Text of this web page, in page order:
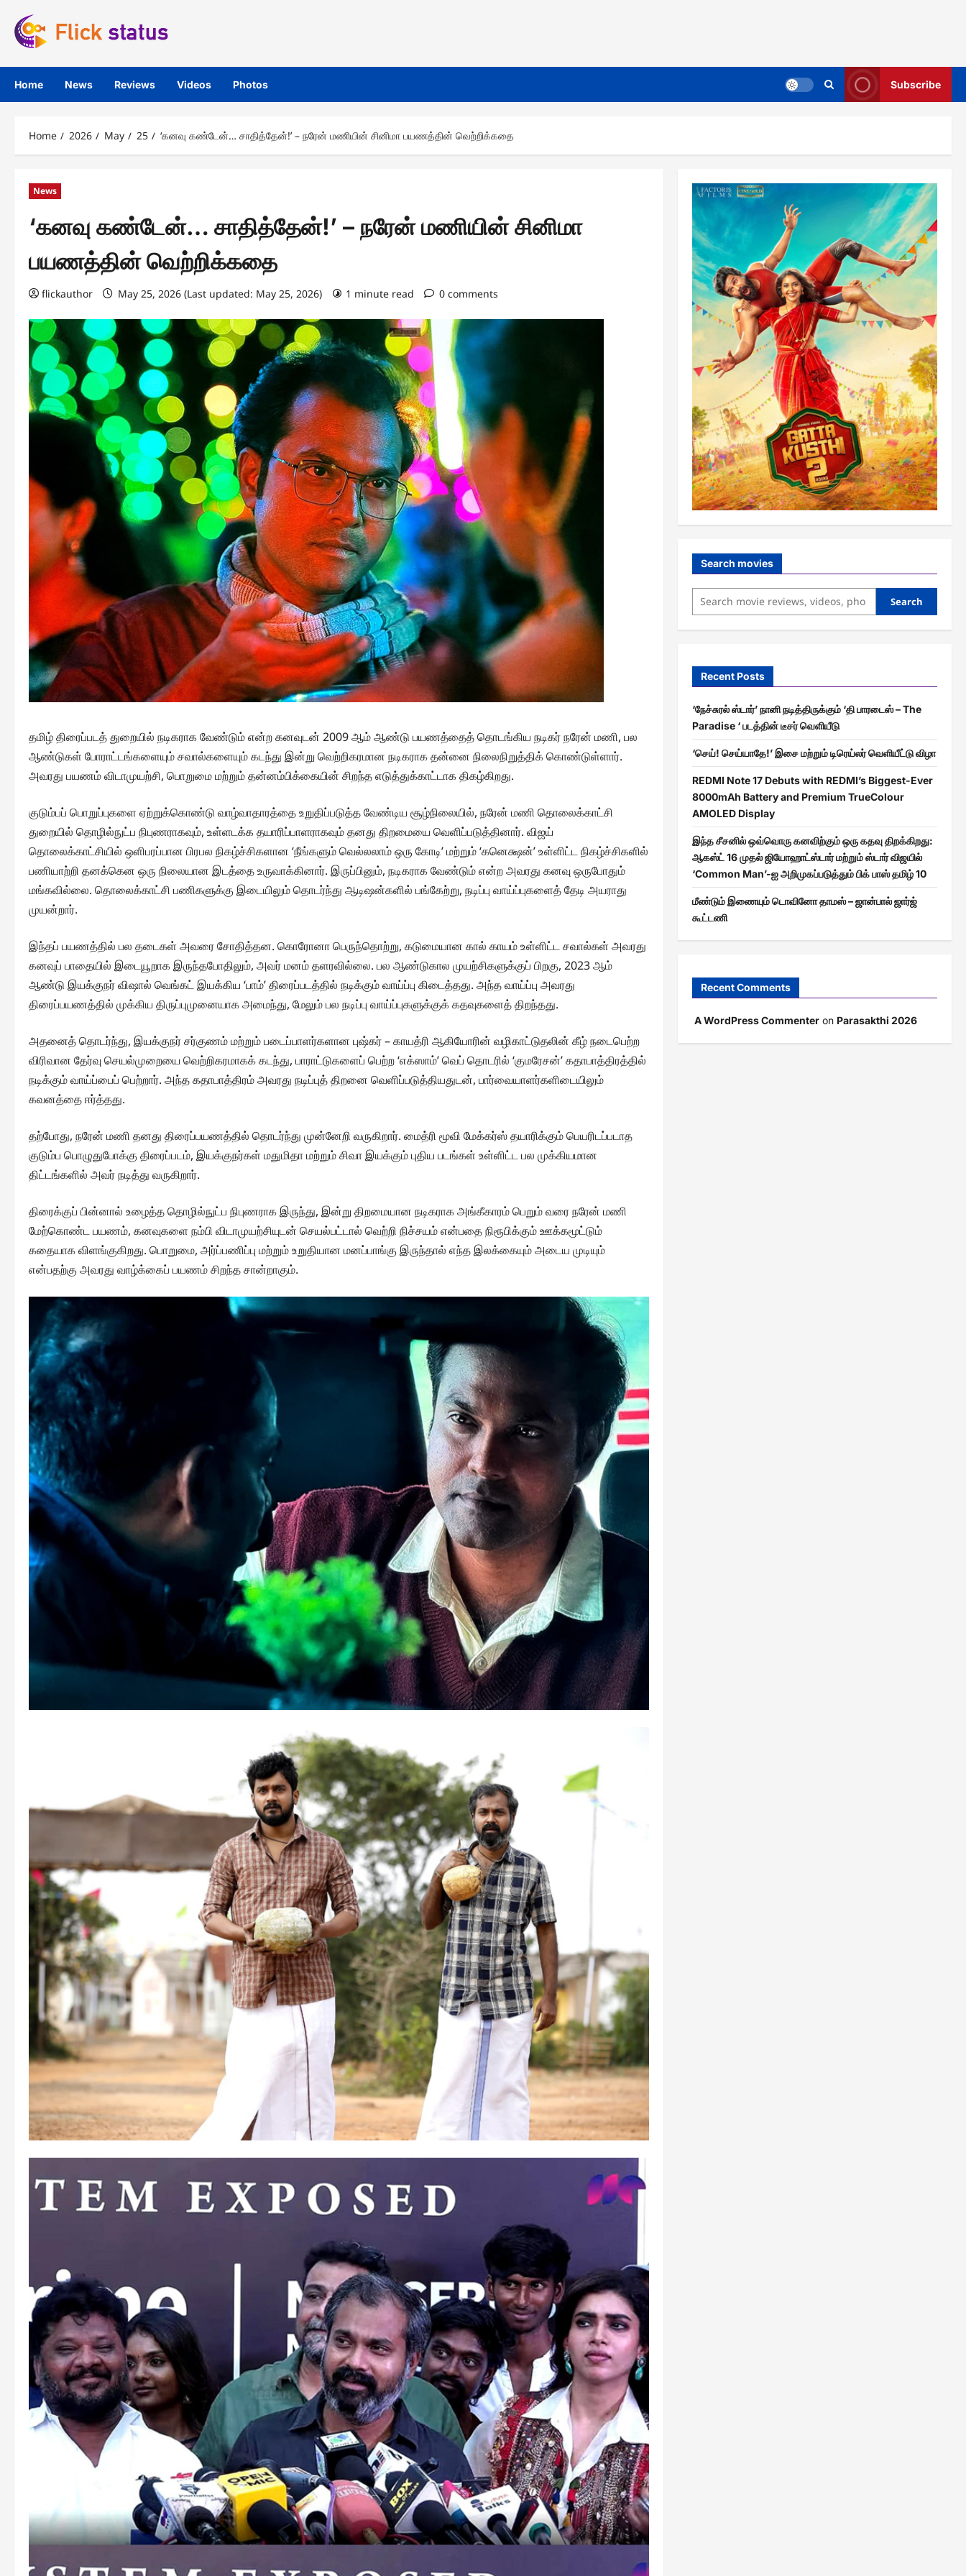
content
Home News Reviews Videos Photos Subscribe
Home 2026 May 25 ‘கனவு கண்டேன்… சாதித்தேன்!’ – நரேன் மணியின் சினிமா பயணத்தின் வெற்றிக்கதை
News
‘கனவு கண்டேன்… சாதித்தேன்!’ – நரேன் மணியின் சினிமா
பயணத்தின் வெற்றிக்கதை
flickauthor May 25, 2026 (Last updated: May 25, 2026) 1 minute read 0 comments
தமிழ் திரைப்படத் துறையில் நடிகராக வேண்டும் என்ற கனவுடன் 2009 ஆம் ஆண்டு பயணத்தைத் தொடங்கிய நடிகர் நரேன் மணி, பல
ஆண்டுகள் போராட்டங்களையும் சவால்களையும் கடந்து இன்று வெற்றிகரமான நடிகராக தன்னை நிலைநிறுத்திக் கொண்டுள்ளார்.
அவரது பயணம் விடாமுயற்சி, பொறுமை மற்றும் தன்னம்பிக்கையின் சிறந்த எடுத்துக்காட்டாக திகழ்கிறது.
குடும்பப் பொறுப்புகளை ஏற்றுக்கொண்டு வாழ்வாதாரத்தை உறுதிப்படுத்த வேண்டிய சூழ்நிலையில், நரேன் மணி தொலைக்காட்சி
துறையில் தொழில்நுட்ப நிபுணராகவும், உள்ளடக்க தயாரிப்பாளராகவும் தனது திறமையை வெளிப்படுத்தினார். விஜய்
தொலைக்காட்சியில் ஒளிபரப்பான பிரபல நிகழ்ச்சிகளான ‘நீங்களும் வெல்லலாம் ஒரு கோடி’ மற்றும் ‘கனெக்ஷன்’ உள்ளிட்ட நிகழ்ச்சிகளில்
பணியாற்றி தனக்கென ஒரு நிலையான இடத்தை உருவாக்கினார். இருப்பினும், நடிகராக வேண்டும் என்ற அவரது கனவு ஒருபோதும்
மங்கவில்லை. தொலைக்காட்சி பணிகளுக்கு இடையிலும் தொடர்ந்து ஆடிஷன்களில் பங்கேற்று, நடிப்பு வாய்ப்புகளைத் தேடி அயராது
முயன்றார்.
இந்தப் பயணத்தில் பல தடைகள் அவரை சோதித்தன. கொரோனா பெருந்தொற்று, கடுமையான கால் காயம் உள்ளிட்ட சவால்கள் அவரது
கனவுப் பாதையில் இடையூறாக இருந்தபோதிலும், அவர் மனம் தளரவில்லை. பல ஆண்டுகால முயற்சிகளுக்குப் பிறகு, 2023 ஆம்
ஆண்டு இயக்குநர் விஷால் வெங்கட் இயக்கிய ‘பாம்’ திரைப்படத்தில் நடிக்கும் வாய்ப்பு கிடைத்தது. அந்த வாய்ப்பு அவரது
திரைப்பயணத்தில் முக்கிய திருப்புமுனையாக அமைந்து, மேலும் பல நடிப்பு வாய்ப்புகளுக்குக் கதவுகளைத் திறந்தது.
அதனைத் தொடர்ந்து, இயக்குநர் சர்குணம் மற்றும் படைப்பாளர்களான புஷ்கர் – காயத்ரி ஆகியோரின் வழிகாட்டுதலின் கீழ் நடைபெற்ற
விரிவான தேர்வு செயல்முறையை வெற்றிகரமாகக் கடந்து, பாராட்டுகளைப் பெற்ற ‘எக்ஸாம்’ வெப் தொடரில் ‘குமரேசன்’ கதாபாத்திரத்தில்
நடிக்கும் வாய்ப்பைப் பெற்றார். அந்த கதாபாத்திரம் அவரது நடிப்புத் திறனை வெளிப்படுத்தியதுடன், பார்வையாளர்களிடையிலும்
கவனத்தை ஈர்த்தது.
தற்போது, நரேன் மணி தனது திரைப்பயணத்தில் தொடர்ந்து முன்னேறி வருகிறார். மைத்ரி மூவி மேக்கர்ஸ் தயாரிக்கும் பெயரிடப்படாத
குடும்ப பொழுதுபோக்கு திரைப்படம், இயக்குநர்கள் மதுமிதா மற்றும் சிவா இயக்கும் புதிய படங்கள் உள்ளிட்ட பல முக்கியமான
திட்டங்களில் அவர் நடித்து வருகிறார்.
திரைக்குப் பின்னால் உழைத்த தொழில்நுட்ப நிபுணராக இருந்து, இன்று திறமையான நடிகராக அங்கீகாரம் பெறும் வரை நரேன் மணி
மேற்கொண்ட பயணம், கனவுகளை நம்பி விடாமுயற்சியுடன் செயல்பட்டால் வெற்றி நிச்சயம் என்பதை நிரூபிக்கும் ஊக்கமூட்டும்
கதையாக விளங்குகிறது. பொறுமை, அர்ப்பணிப்பு மற்றும் உறுதியான மனப்பாங்கு இருந்தால் எந்த இலக்கையும் அடைய முடியும்
என்பதற்கு அவரது வாழ்க்கைப் பயணம் சிறந்த சான்றாகும்.
Search movies
Search
Recent Posts
‘நேச்சுரல் ஸ்டார்’ நானி நடித்திருக்கும் ‘தி பாரடைஸ் – The
Paradise ‘ படத்தின் டீசர் வெளியீடு
‘செய்! செய்யாதே!’ இசை மற்றும் டிரெய்லர் வெளியீட்டு விழா
REDMI Note 17 Debuts with REDMI’s Biggest-Ever
8000mAh Battery and Premium TrueColour
AMOLED Display
இந்த சீசனில் ஒவ்வொரு கனவிற்கும் ஒரு கதவு திறக்கிறது:
ஆகஸ்ட் 16 முதல் ஜியோஹாட்ஸ்டார் மற்றும் ஸ்டார் விஜயில்
‘Common Man’-ஐ அறிமுகப்படுத்தும் பிக் பாஸ் தமிழ் 10
மீண்டும் இணையும் டொவினோ தாமஸ் – ஜான்பால் ஜார்ஜ்
கூட்டணி
Recent Comments
A WordPress Commenteron Parasakthi 2026